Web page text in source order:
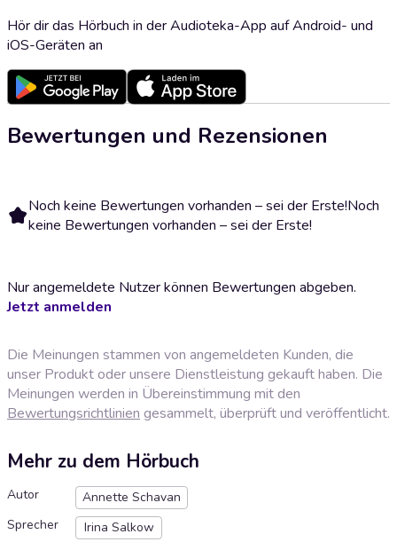
Hör dir das Hörbuch in der Audioteka-App auf Android- und
iOS-Geräten an
Bewertungen und Rezensionen
Noch keine Bewertungen vorhanden – sei der Erste!Noch
keine Bewertungen vorhanden – sei der Erste!
Nur angemeldete Nutzer können Bewertungen abgeben.
Jetzt anmelden
Die Meinungen stammen von angemeldeten Kunden, die
unser Produkt oder unsere Dienstleistung gekauft haben. Die
Meinungen werden in Übereinstimmung mit den
Bewertungsrichtlinien gesammelt, überprüft und veröffentlicht.
Mehr zu dem Hörbuch
Autor
Annette Schavan
Sprecher
Irina Salkow